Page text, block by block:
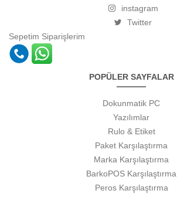
instagram
Twitter
Sepetim Siparişlerim
POPÜLER SAYFALAR
Dokunmatik PC
Yazılımlar
Rulo & Etiket
Paket Karşılaştırma
Marka Karşılaştırma
BarkoPOS Karşılaştırma
Peros Karşılaştırma